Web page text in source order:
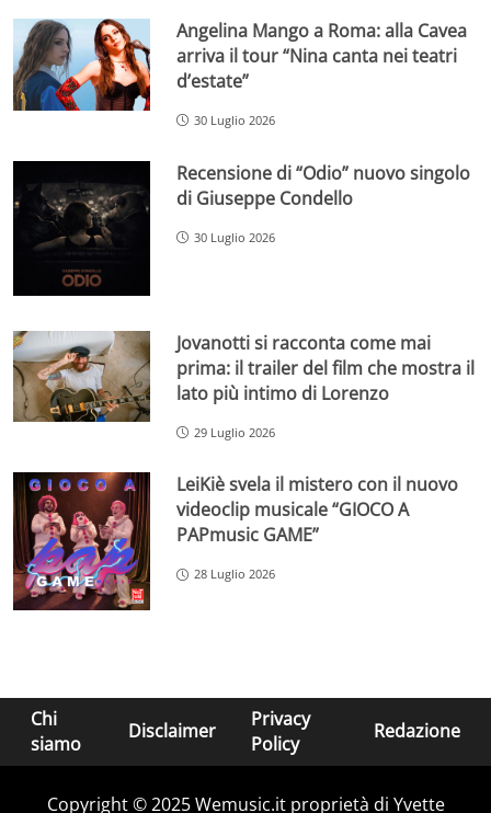
Angelina Mango a Roma: alla Cavea
arriva il tour “Nina canta nei teatri
d’estate”
30 Luglio 2026
Recensione di “Odio” nuovo singolo
di Giuseppe Condello
30 Luglio 2026
Jovanotti si racconta come mai
prima: il trailer del film che mostra il
lato più intimo di Lorenzo
29 Luglio 2026
LeiKiè svela il mistero con il nuovo
videoclip musicale “GIOCO A
PAPmusic GAME”
28 Luglio 2026
Chi
siamo
Disclaimer
Privacy
Policy
Redazione
Copyright © 2025 Wemusic.it proprietà di Yvette